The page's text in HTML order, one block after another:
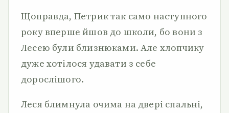
Щоправда, Петрик так само наступного
року вперше йшов до школи, бо вони з
Лесею були близнюками. Але хлопчику
дуже хотілося удавати з себе
дорослішого.
Леся блимнула очима на двері спальні,